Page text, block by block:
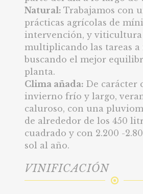
Natural: Trabajamos con
prácticas agrícolas de
intervención, y
multiplicando las tareas a
buscando el mejor
planta.
Clima añada: De carácter
invierno frío y largo,
caluroso, con una
de alrededor de los 450
cuadrado y con 2.200 -
sol al año.
VINIFICACIÓN